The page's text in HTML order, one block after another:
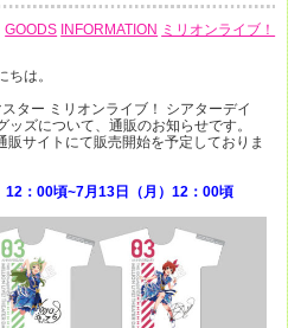
GOODS INFORMATION ミリオンライブ！
は。
ター ミリオンライブ！ シアターデイ
ズについて、通販のお知らせです。
サイトにて販売開始を予定しておりま
：00頃~7月13日（月）12：00頃